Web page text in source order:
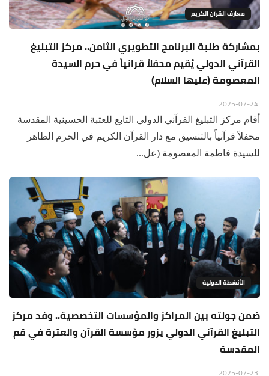
معارف القرآن الكريم
بمشاركة طلبة البرنامج التطويري الثامن.. مركز التبليغ
القرآني الدولي يُقيم محفلاً قرانياً في حرم السيدة
المعصومة (عليها السلام)
أقام مركز التبليغ القرآني الدولي التابع للعتبة الحسينية المقدسة
محفلاً قرآنياً بالتنسيق مع دار القرآن الكريم في الحرم الطاهر
للسيدة فاطمة المعصومة (عل...
الأنشطة الدولية
ضمن جولته بين المراكز والمؤسسات التخصصية.. وفد مركز
التبليغ القرآني الدولي يزور مؤسسة القرآن والعترة في قم
المقدسة